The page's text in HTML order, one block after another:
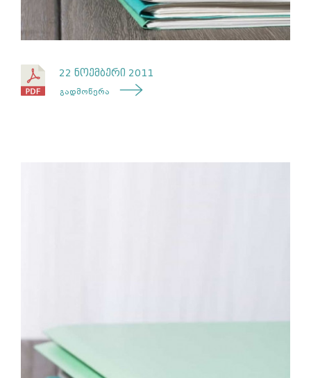
22 ნოემბერი 2011
გადმოწერა